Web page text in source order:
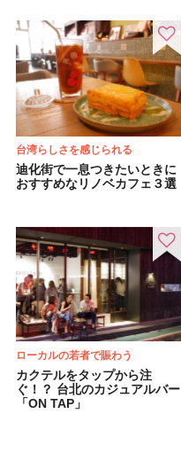
台湾らしさを感じられる
迪化街で一息つきたいときに
おすすめなリノベカフェ３選
ローカルの若者で賑わう
カクテルをタップから注
ぐ！？ 台北のカジュアルバー
「ON TAP」